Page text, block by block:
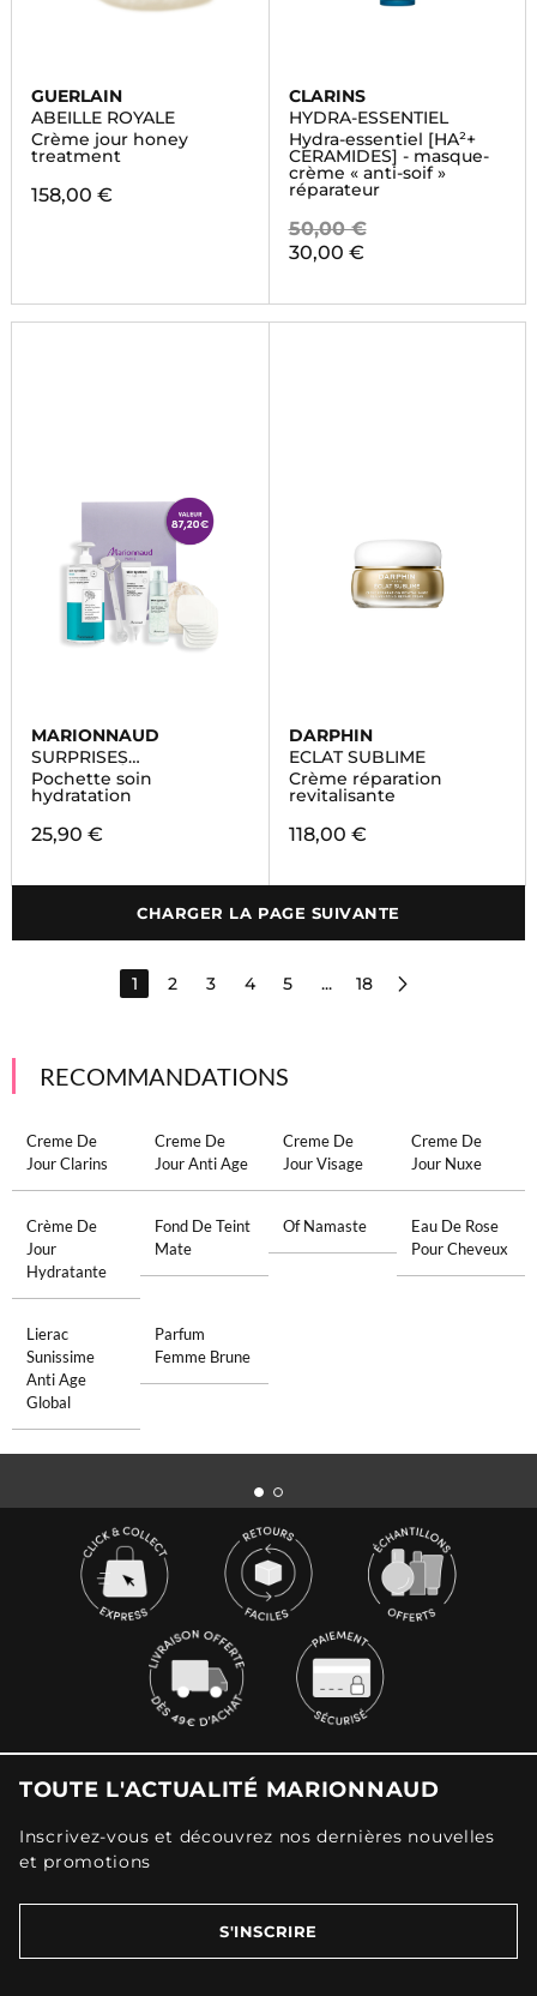
GUERLAIN
ABEILLE ROYALE
Crème jour honey
treatment
158,00 €
CLARINS
HYDRA-ESSENTIEL
Hydra-essentiel [HA²+
CERAMIDES] - masque-
crème « anti-soif »
réparateur
50,00 €
30,00 €
MARIONNAUD
SURPRISES
ENCHANTÉES
Pochette soin
hydratation
25,90 €
DARPHIN
ECLAT SUBLIME
Crème réparation
revitalisante
118,00 €
CHARGER LA PAGE SUIVANTE
1 2 3 4 5 ... 18
RECOMMANDATIONS
Creme De
Jour Clarins
Creme De
Jour Anti Age
Creme De
Jour Visage
Creme De
Jour Nuxe
Crème De
Jour
Hydratante
Fond De Teint
Mate
Of Namaste
Eau De Rose
Pour Cheveux
Lierac
Sunissime
Anti Age
Global
Parfum
Femme Brune
TOUTE L'ACTUALITÉ MARIONNAUD
Inscrivez-vous et découvrez nos dernières nouvelles
et promotions
S'INSCRIRE